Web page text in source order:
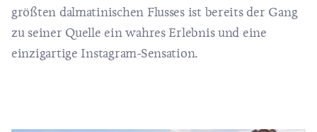
größten dalmatinischen Flusses ist bereits der Gang
zu seiner Quelle ein wahres Erlebnis und eine
einzigartige Instagram-Sensation.